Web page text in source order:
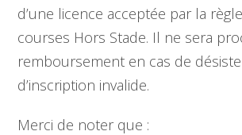
d’une licence acceptée par la
courses Hors Stade. Il ne sera
remboursement en cas de
d’inscription invalide.
Merci de noter que :